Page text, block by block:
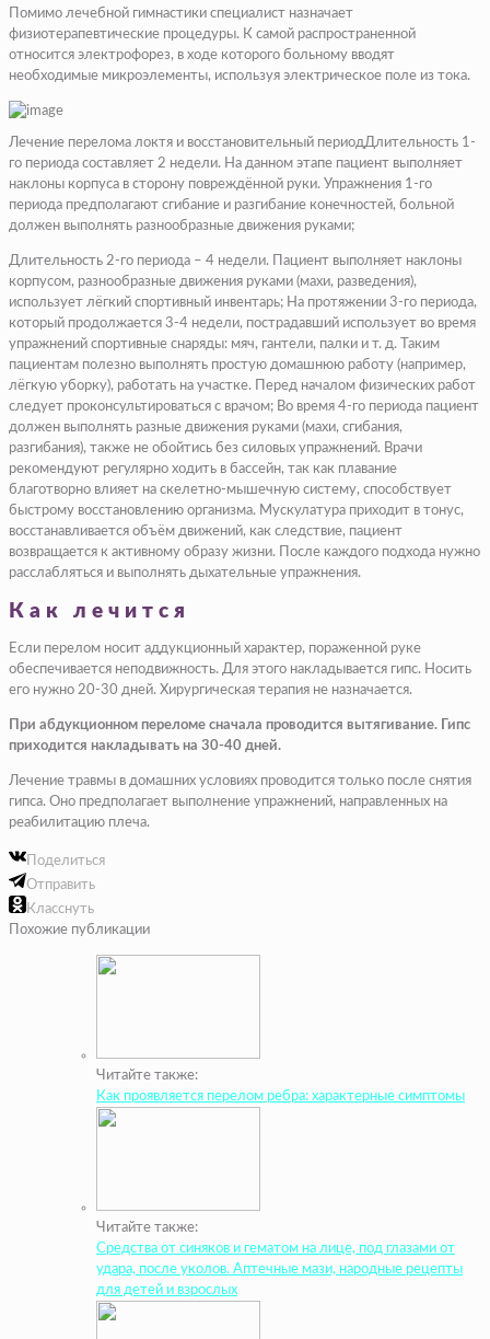
Помимо лечебной гимнастики специалист назначает
физиотерапевтические процедуры. К самой распространенной
относится электрофорез, в ходе которого больному вводят
необходимые микроэлементы, используя электрическое поле из тока.
Лечение перелома локтя и восстановительный периодДлительность 1-
го периода составляет 2 недели. На данном этапе пациент выполняет
наклоны корпуса в сторону повреждённой руки. Упражнения 1-го
периода предполагают сгибание и разгибание конечностей, больной
должен выполнять разнообразные движения руками;
Длительность 2-го периода – 4 недели. Пациент выполняет наклоны
корпусом, разнообразные движения руками (махи, разведения),
использует лёгкий спортивный инвентарь; На протяжении 3-го периода,
который продолжается 3-4 недели, пострадавший использует во время
упражнений спортивные снаряды: мяч, гантели, палки и т. д. Таким
пациентам полезно выполнять простую домашнюю работу (например,
лёгкую уборку), работать на участке. Перед началом физических работ
следует проконсультироваться с врачом; Во время 4-го периода пациент
должен выполнять разные движения руками (махи, сгибания,
разгибания), также не обойтись без силовых упражнений. Врачи
рекомендуют регулярно ходить в бассейн, так как плавание
благотворно влияет на скелетно-мышечную систему, способствует
быстрому восстановлению организма. Мускулатура приходит в тонус,
восстанавливается объём движений, как следствие, пациент
возвращается к активному образу жизни. После каждого подхода нужно
расслабляться и выполнять дыхательные упражнения.
Как лечится
Если перелом носит аддукционный характер, пораженной руке
обеспечивается неподвижность. Для этого накладывается гипс. Носить
его нужно 20-30 дней. Хирургическая терапия не назначается.
При абдукционном переломе сначала проводится вытягивание. Гипс
приходится накладывать на 30-40 дней.
Лечение травмы в домашних условиях проводится только после снятия
гипса. Оно предполагает выполнение упражнений, направленных на
реабилитацию плеча.
Поделиться
Отправить
Класснуть
Похожие публикации
Читайте также:
Как проявляется перелом ребра: характерные симптомы
Читайте также:
Средства от синяков и гематом на лице, под глазами от
удара, после уколов. Аптечные мази, народные рецепты
для детей и взрослых